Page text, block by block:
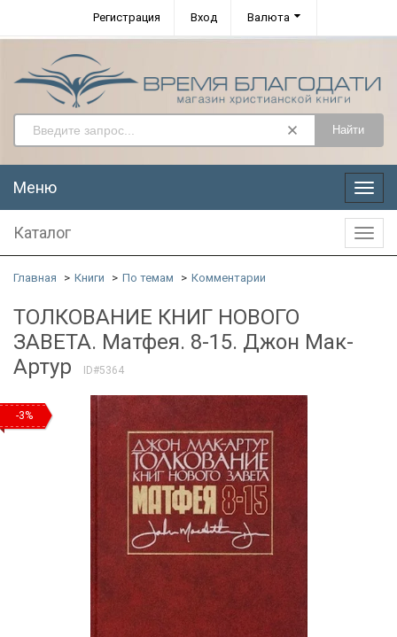
Регистрация Вход Валюта
Найти
Меню
Меню
Каталог
Главная Книги По темам Комментарии
ТОЛКОВАНИЕ КНИГ НОВОГО
ЗАВЕТА. Матфея. 8-15. Джон Мак-
Артур
ID#5364
-3%